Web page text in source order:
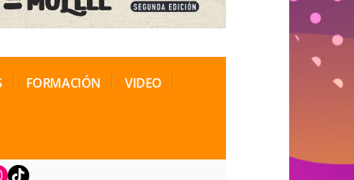
FORMACIÓN VIDEO
TikTok